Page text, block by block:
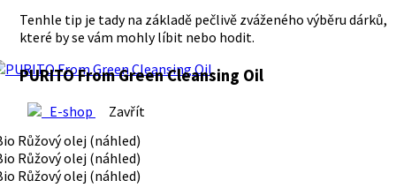
Tenhle tip je tady na základě pečlivě zváženého výběru dárků,
které by se vám mohly líbit nebo hodit.
PURITO From Green Cleansing Oil
E-shop Zavřít